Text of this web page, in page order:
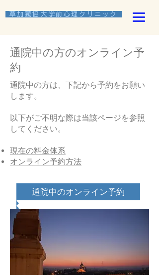
​ 草加獨協大学前心理クリニック
通院中の方のオンライン予
約
通院中の方は、下記から予約をお願い
します。
以下がご不明な際は当該ページを参照
してください。
現在の料金体系
オンライン予約方法
通院中のオンライン予約